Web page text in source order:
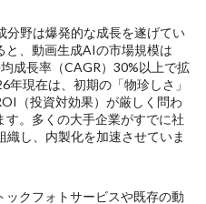
野は爆発的な成長を遂げてい
と、動画生成AIの市場規模は
成長率（CAGR）30%以上で拡
現在は、初期の「物珍しさ」
（投資対効果）が厳しく問わ
。多くの大手企業がすでに社
し、内製化を加速させていま
クフォトサービスや既存の動